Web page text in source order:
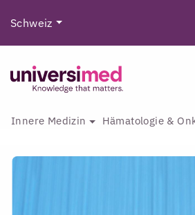
Schweiz
Innere Medizin Hämatologie &